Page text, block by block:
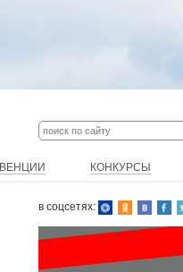
ФОРМА ПОИСКА
Поиск
КОНКУРСЫ
в соцсетях: